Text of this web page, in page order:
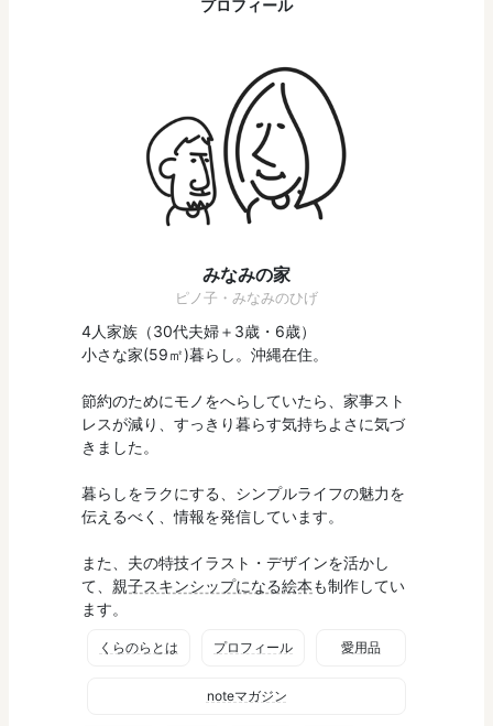
プロフィール
みなみの家
ピノ子・みなみのひげ
4人家族（30代夫婦＋3歳・6歳）
小さな家(59㎡)暮らし。沖縄在住。
節約のためにモノをへらしていたら、家事スト
レスが減り、すっきり暮らす気持ちよさに気づ
きました。
暮らしをラクにする、シンプルライフの魅力を
伝えるべく、情報を発信しています。
また、夫の特技イラスト・デザインを活かし
て、 親子スキンシップになる絵本も制作してい
ます。
くらのらとは プロフィール 愛用品
noteマガジン